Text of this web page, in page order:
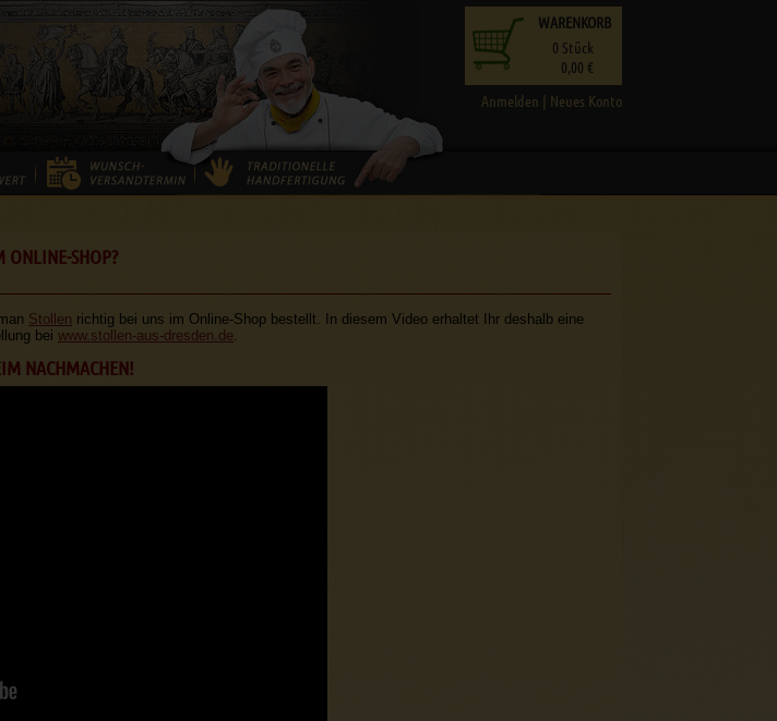
Anmelden | Neues Konto
WARENKORB
0 Stück
0,00 €
ONLINE-SHOP?
Stollen richtig bei uns im Online-Shop bestellt. In diesem Video erhaltet Ihr deshalb eine
bei www.stollen-aus-dresden.de.
NACHMACHEN!